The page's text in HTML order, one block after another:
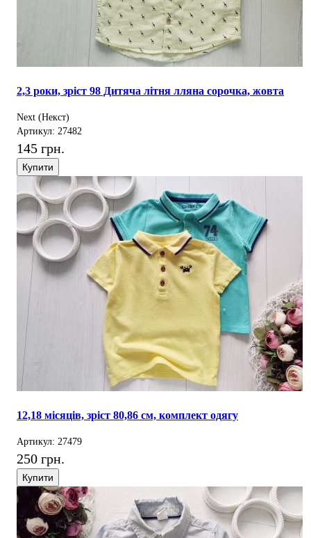
2,3 роки, зріст 98 Дитяча літня лляна сорочка, жовта
Next (Некст)
Артикул: 27482
145 грн.
Купити
12,18 місяців, зріст 80,86 см, комплект одягу
Артикул: 27479
250 грн.
Купити